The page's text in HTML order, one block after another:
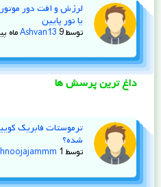
لرزش و افت دور موتور
یا نور پایین
توسط Ashvan13 9 ماه پیش
داغ ترین پرسش ها
ترموستات فابریک
شده؟
توسط 1 سال پیش